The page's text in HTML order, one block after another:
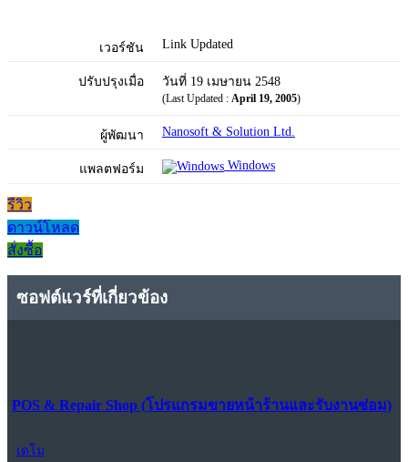
เวอร์ชัน Link Updated
ปรับปรุงเมื่อ วันที่ 19 เมษายน 2548
(Last Updated : April 19, 2005)
ผู้พัฒนา Nanosoft & Solution Ltd.
แพลตฟอร์ม Windows
รีวิว
ดาวน์โหลด
สั่งซื้อ
ซอฟต์แวร์ที่เกี่ยวข้อง
POS & Repair Shop (โปรแกรมขายหน้าร้านและรับงานซ่อม)
เดโม